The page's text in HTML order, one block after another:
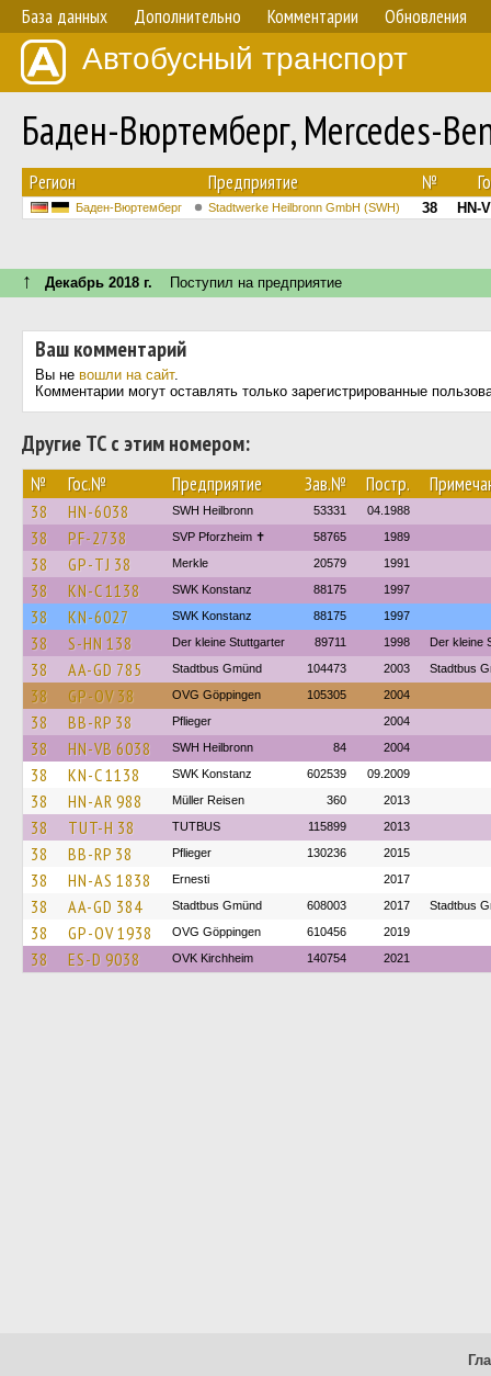
База данных Дополнительно Комментарии Обновления
Автобусный транспорт
Баден-Вюртемберг, Mercedes-
Регион Предприятие №
Баден-Вюртемберг Stadtwerke Heilbronn GmbH (SWH) 38 HN-
↑ Декабрь 2018 г. Поступил на предприятие
Ваш комментарий
Вы не вошли на сайт.
Комментарии могут оставлять только зарегистрированные
Другие ТС с этим номером:
№ Гос.№ Предприятие Зав.№ Постр.
38 HN-6038 SWH Heilbronn 53331 04.1988
38 PF-2738 SVP Pforzheim ✝ 58765 1989
38 GP-TJ 38 Merkle 20579 1991
38 KN-C 1138 SWK Konstanz 88175 1997
38 KN-6027 SWK Konstanz 88175 1997
38 S-HN 138 Der kleine Stuttgarter 89711 1998 Der kleine
38 AA-GD 785 Stadtbus Gmünd 104473 2003 Stadtbus
38 GP-OV 38 OVG Göppingen 105305 2004
38 BB-RP 38 Pflieger 2004
38 HN-VB 6038 SWH Heilbronn 84 2004
38 KN-C 1138 SWK Konstanz 602539 09.2009
38 HN-AR 988 Müller Reisen 360 2013
38 TUT-H 38 TUTBUS 115899 2013
38 BB-RP 38 Pflieger 130236 2015
38 HN-AS 1838 Ernesti 2017
38 AA-GD 384 Stadtbus Gmünd 608003 2017 Stadtbus
38 GP-OV 1938 OVG Göppingen 610456 2019
38 ES-D 9038 OVK Kirchheim 140754 2021